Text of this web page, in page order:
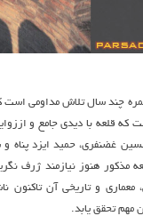
چند سال تلاش مداومی است
که قلعه با دیدی جامع و
غضنفری، حمید ایزد پناه
هنوز نیازمند ژرف
معماری و تاریخی آن
مهم تحقق یابد.